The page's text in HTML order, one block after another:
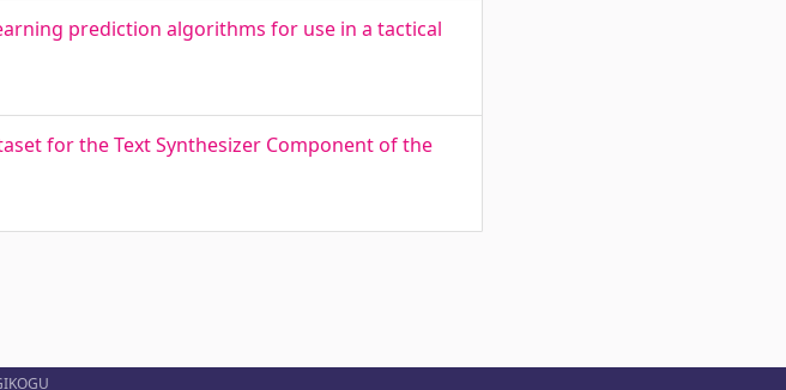
prediction algorithms for use in a tactical
for the Text Synthesizer Component of the